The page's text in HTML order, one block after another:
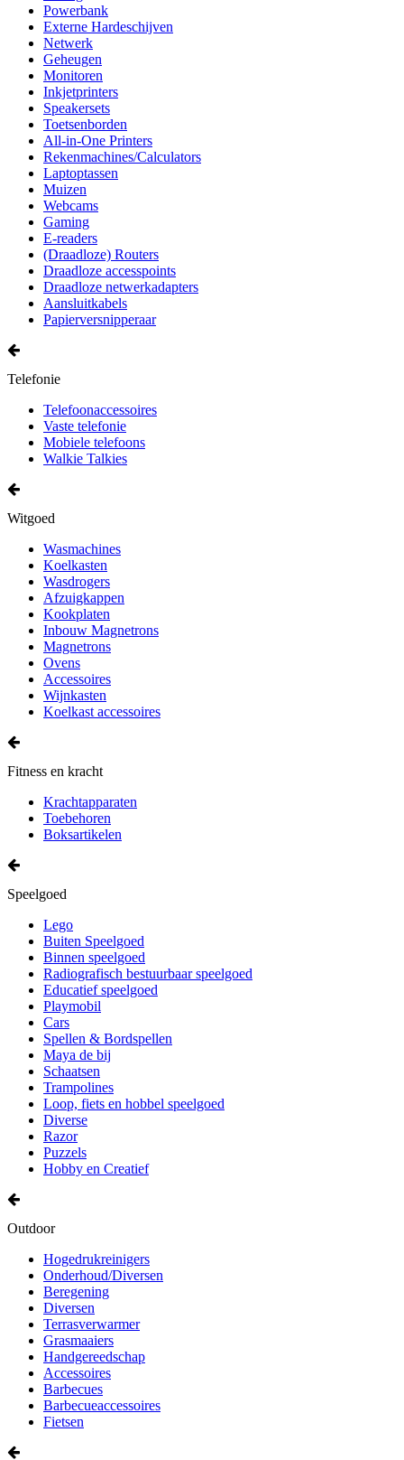
Powerbank
Externe Hardeschijven
Netwerk
Geheugen
Monitoren
Inkjetprinters
Speakersets
Toetsenborden
All-in-One Printers
Rekenmachines/Calculators
Laptoptassen
Muizen
Webcams
Gaming
E-readers
(Draadloze) Routers
Draadloze accesspoints
Draadloze netwerkadapters
Aansluitkabels
Papierversnipperaar
Telefonie
Telefoonaccessoires
Vaste telefonie
Mobiele telefoons
Walkie Talkies
Witgoed
Wasmachines
Koelkasten
Wasdrogers
Afzuigkappen
Kookplaten
Inbouw Magnetrons
Magnetrons
Ovens
Accessoires
Wijnkasten
Koelkast accessoires
Fitness en kracht
Krachtapparaten
Toebehoren
Boksartikelen
Speelgoed
Lego
Buiten Speelgoed
Binnen speelgoed
Radiografisch bestuurbaar speelgoed
Educatief speelgoed
Playmobil
Cars
Spellen & Bordspellen
Maya de bij
Schaatsen
Trampolines
Loop, fiets en hobbel speelgoed
Diverse
Razor
Puzzels
Hobby en Creatief
Outdoor
Hogedrukreinigers
Onderhoud/Diversen
Beregening
Diversen
Terrasverwarmer
Grasmaaiers
Handgereedschap
Accessoires
Barbecues
Barbecueaccessoires
Fietsen